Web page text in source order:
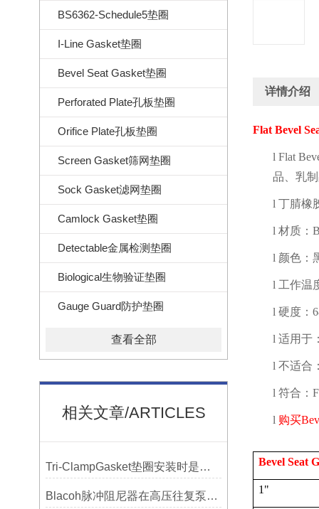
BS6362-Schedule5垫圈
I-Line Gasket垫圈
Bevel Seat Gasket垫圈
Perforated Plate孔板垫圈
Orifice Plate孔板垫圈
Screen Gasket筛网垫圈
Sock Gasket滤网垫圈
Camlock Gasket垫圈
Detectable金属检测垫圈
Biological生物验证垫圈
Gauge Guard防护垫圈
查看全部
相关文章/ARTICLES
Tri-ClampGasket垫圈安装时是否需要涂抹润滑剂或密封脂？
Blacoh脉冲阻尼器在高压往复泵系统中的应用
详情介绍
Flat Bevel
l Flat
品、乳
l 丁腈橡
l 材质：
l 颜色：
l 工作温
l 硬度：
l 适用于
l 不适合
l 符合：
l 购买
Bevel Seat
1"